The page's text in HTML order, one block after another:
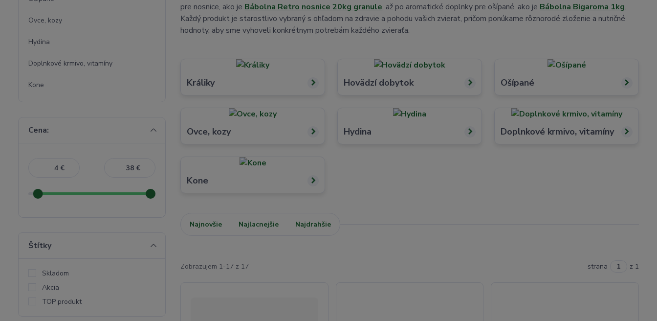
pre nosnice, ako je Bábolna Retro nosnice 20kg granule, až po aromatické doplnky pre ošípané, ako je Bábolna Bigaroma 1kg.
Každý produkt je starostlivo vybraný s ohľadom na zdravie a pohodu vašich zvierat, pričom ponúkame rôznorodé zloženie a nutričné
hodnoty, aby sme vyhoveli konkrétnym potrebám každého zvieraťa.
Králiky Hovädzí dobytok Ošípané
Ovce, kozy Hydina Doplnkové krmivo, vitamíny
Kone
Najnovšie Najlacnejšie Najdrahšie
Zobrazujem 1-17 z 17 strana z 1
Ovce, kozy
Hydina
Doplnkové krmivo, vitamíny
Kone
Cena:
€ €
Štítky
Skladom
Akcia
TOP produkt